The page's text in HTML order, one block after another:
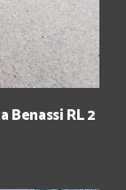
Benassi RL 2